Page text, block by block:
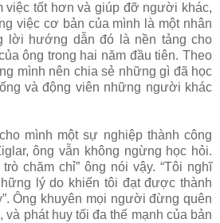
việc tốt hơn và giúp đỡ người khác,
việc cơ bản của mình là một nhân
lời hướng dẫn đó là nền tảng cho
ông trong hai năm đầu tiên. Theo
mình nên chia sẻ những gì đã học
và động viên những người khác
mình một sự nghiệp thành công
ông vẫn không ngừng học hỏi.
chăm chỉ” ông nói vậy. “Tôi nghĩ
lý do khiến tôi đạt được thành
Ông khuyên mọi người đừng quên
và phát huy tối đa thế mạnh của bản